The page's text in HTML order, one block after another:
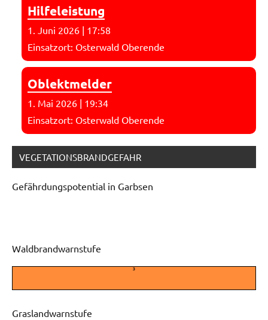
Hilfeleistung
1. Juni 2026 | 17:58
Einsatzort: Osterwald Oberende
Oblektmelder
1. Mai 2026 | 19:34
Einsatzort: Osterwald Oberende
VEGETATIONSBRANDGEFAHR
Gefährdungspotential in Garbsen
Waldbrandwarnstufe
3
Graslandwarnstufe